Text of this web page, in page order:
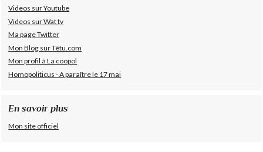
Videos sur Youtube
Videos sur Wat tv
Ma page Twitter
Mon Blog sur Têtu.com
Mon profil à La coopol
Homopoliticus - A paraître le 17 mai
En savoir plus
Mon site officiel